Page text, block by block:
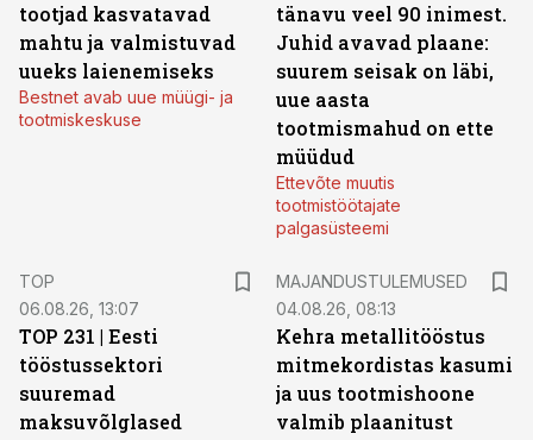
tootjad kasvatavad
mahtu ja valmistuvad
uueks laienemiseks
Bestnet avab uue müügi- ja
tootmiskeskuse
tänavu veel 90 inimest.
Juhid avavad plaane:
suurem seisak on läbi,
uue aasta
tootmismahud on ette
müüdud
Ettevõte muutis
tootmistöötajate
palgasüsteemi
TOP
06.08.26, 13:07
TOP 231 | Eesti
tööstussektori
suuremad
maksuvõlglased
MAJANDUSTULEMUSED
04.08.26, 08:13
Kehra metallitööstus
mitmekordistas kasumi
ja uus tootmishoone
valmib plaanitust